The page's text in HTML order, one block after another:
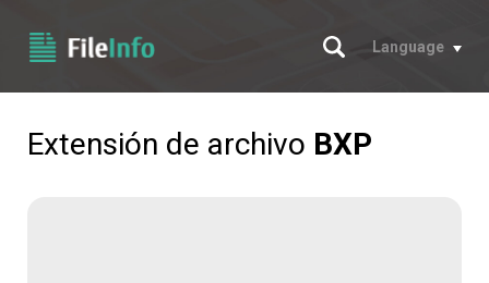
Buscar
Language
Extensión de archivo BXP